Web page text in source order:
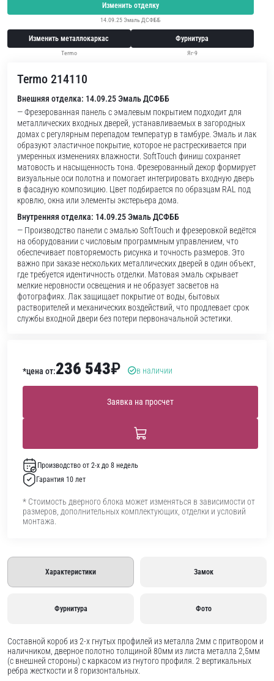
Изменить отделку
14.09.25 Эмаль ДСФББ
Изменить металлокаркас
Termo
Фурнитура
Яг-9
Termo 214110
Внешняя отделка: 14.09.25 Эмаль ДСФББ
— Фрезерованная панель с эмалевым покрытием подходит для
металлических входных дверей, устанавливаемых в загородных
домах с регулярным перепадом температур в тамбуре. Эмаль и лак
образуют эластичное покрытие, которое не растрескивается при
умеренных изменениях влажности. SoftTouch финиш сохраняет
матовость и насыщенность тона. Фрезерованный декор формирует
визуальные оси полотна и помогает интегрировать входную дверь
в фасадную композицию. Цвет подбирается по образцам RAL под
кровлю, окна или элементы экстерьера дома.
Внутренняя отделка: 14.09.25 Эмаль ДСФББ
— Производство панели с эмалью SoftTouch и фрезеровкой ведётся
на оборудовании с числовым программным управлением, что
обеспечивает повторяемость рисунка и точность размеров. Это
важно при заказе нескольких металлических дверей в один объект,
где требуется идентичность отделки. Матовая эмаль скрывает
мелкие неровности освещения и не образует засветов на
фотографиях. Лак защищает покрытие от воды, бытовых
растворителей и механических воздействий, что продлевает срок
службы входной двери без потери первоначальной эстетики.
*цена от:236 543₽ в наличии
Заявка на просчет
Производство от 2-х до 8 недель
Гарантия 10 лет
* Стоимость дверного блока может изменяться в зависимости от
размеров, дополнительных комплектующих, отделки и условий
монтажа.
Характеристики Замок
Фурнитура Фото
Составной короб из 2-х гнутых профилей из металла 2мм с притвором и
наличником, дверное полотно толщиной 80мм из листа металла 2,5мм
(с внешней стороны) c каркасом из гнутого профиля. 2 вертикальных
ребра жесткости и 8 горизонтальных.